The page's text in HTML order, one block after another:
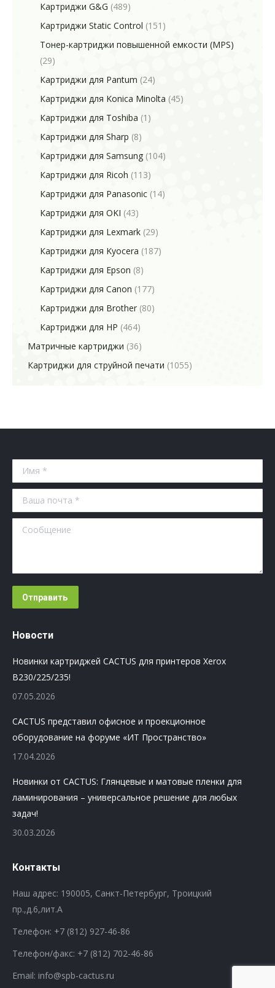
Картриджи G&G (489)
Картриджи Static Control (151)
Тонер-картриджи повышенной емкости (MPS)
(29)
Картриджи для Pantum (24)
Картриджи для Konica Minolta (45)
Картриджи для Toshiba (1)
Картриджи для Sharp (8)
Картриджи для Samsung (104)
Картриджи для Ricoh (113)
Картриджи для Panasonic (14)
Картриджи для OKI (43)
Картриджи для Lexmark (29)
Картриджи для Kyocera (187)
Картриджи для Epson (8)
Картриджи для Canon (177)
Картриджи для Brother (80)
Картриджи для HP (464)
Матричные картриджи (36)
Картриджи для струйной печати (1055)
Имя *
Ваша почта *
Сообщение
Отправить
Новости
Новинки картриджей CACTUS для принтеров Xerox
B230/225/235!
07.05.2026
CACTUS представил офисное и проекционное
оборудование на форуме «ИТ Пространство»
17.04.2026
Новинки от CACTUS: Глянцевые и матовые пленки для
ламинирования – универсальное решение для любых
задач!
30.03.2026
Контакты
Наш адрес: 190005, Санкт-Петербург, Троицкий
пр.,д.6,лит.А
Телефон: +7 (812) 927-46-86
Телефон/факс: +7 (812) 702-46-86
Email: info@spb-cactus.ru